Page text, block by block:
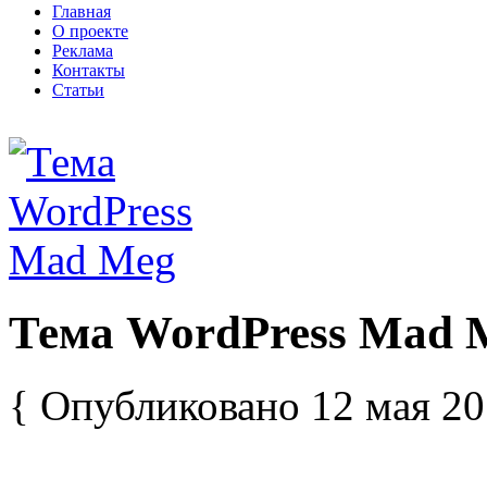
Главная
О проекте
Реклама
Контакты
Статьи
Тема WordPress Mad
{ Опубликовано 12 мая